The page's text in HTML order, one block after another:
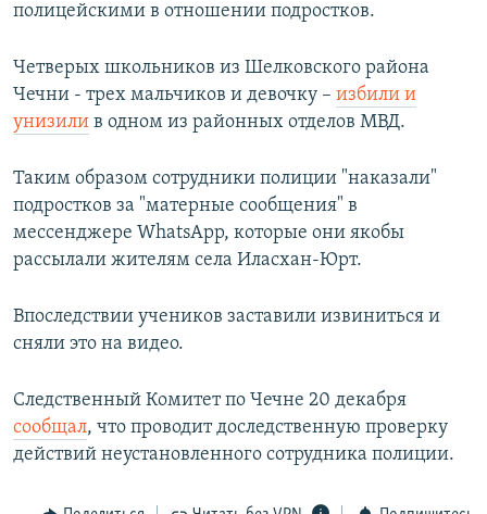
полицейскими в отношении подростков.
Четверых школьников из Шелковского района
Чечни - трех мальчиков и девочку – избили и
унизили в одном из районных отделов МВД.
Таким образом сотрудники полиции "наказали"
подростков за "матерные сообщения" в
мессенджере WhatsApp, которые они якобы
рассылали жителям села Иласхан-Юрт.
Впоследствии учеников заставили извиниться и
сняли это на видео.
Следственный Комитет по Чечне 20 декабря
сообщал, что проводит доследственную проверку
действий неустановленного сотрудника полиции.